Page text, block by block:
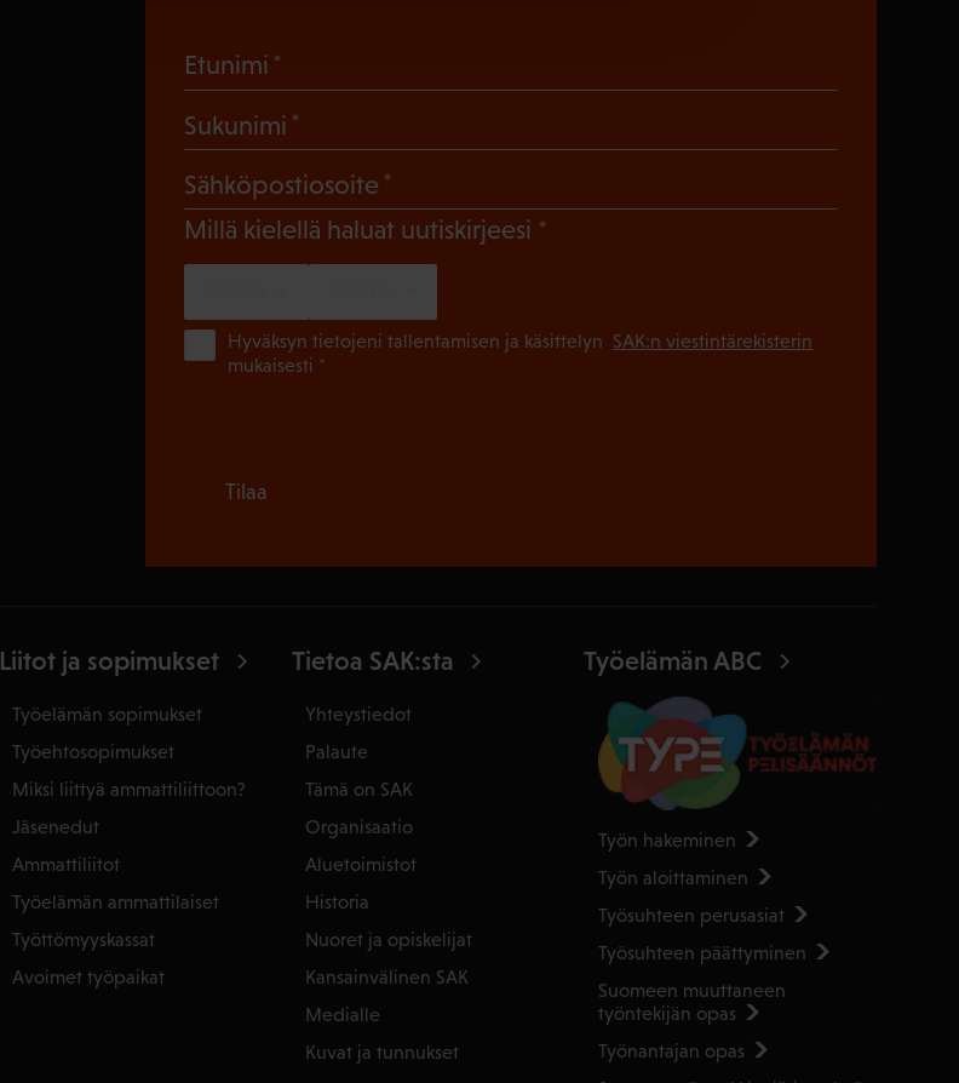
Etunimi
Sukunimi
Sähköpostiosoite
Millä kielellä haluat uutiskirjeesi (Pakollinen)
Hyväksyn tietojeni tallentamisen ja käsittelyn SAK:n viestintärekisterin
mukaisesti *
Tilaa
Liitot ja sopimukset
Työelämän sopimukset
Työehtosopimukset
Miksi liittyä ammattiliittoon?
Jäsenedut
Ammattiliitot
Työelämän ammattilaiset
Työttömyyskassat
Avoimet työpaikat
Tietoa SAK:sta
Yhteystiedot
Palaute
Tämä on SAK
Organisaatio
Aluetoimistot
Historia
Nuoret ja opiskelijat
Kansainvälinen SAK
Medialle
Kuvat ja tunnukset
Työelämän ABC
Työn hakeminen
Työn aloittaminen
Työsuhteen perusasiat
Työsuhteen päättyminen
Suomeen muuttaneen
työntekijän opas
Työnantajan opas